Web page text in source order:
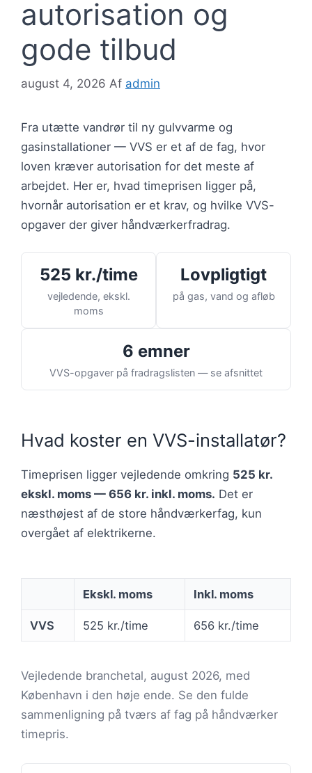
autorisation og
gode tilbud
august 4, 2026 Af admin
Fra utætte vandrør til ny gulvvarme og
gasinstallationer — VVS er et af de fag, hvor
loven kræver autorisation for det meste af
arbejdet. Her er, hvad timeprisen ligger på,
hvornår autorisation er et krav, og hvilke VVS-
opgaver der giver håndværkerfradrag.
525 kr./time
vejledende, ekskl.
moms
Lovpligtigt
på gas, vand og afløb
6 emner
VVS-opgaver på fradragslisten — se afsnittet
Hvad koster en VVS-installatør?
Timeprisen ligger vejledende omkring 525 kr.
ekskl. moms — 656 kr. inkl. moms. Det er
næsthøjest af de store håndværkerfag, kun
overgået af elektrikerne.
Ekskl. moms Inkl. moms
VVS 525 kr./time 656 kr./time
Vejledende branchetal, august 2026, med
København i den høje ende. Se den fulde
sammenligning på tværs af fag på håndværker
timepris.